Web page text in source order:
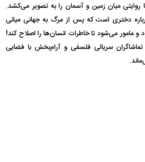
روایتی میان زمین و آسمان را به تصویر می‌کشد.
دختری است که پس از مرگ به جهانی میانی
مامور می‌شود تا خاطرات انسان‌ها را اصلاح کند!
سریالی فلسفی و آرام‌بخش با فضایی